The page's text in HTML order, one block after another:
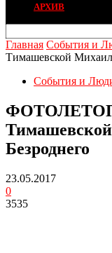
АРХИВ
Главная События и
Тимашевской
События и
Безроднего
23.05.2017
0
3535